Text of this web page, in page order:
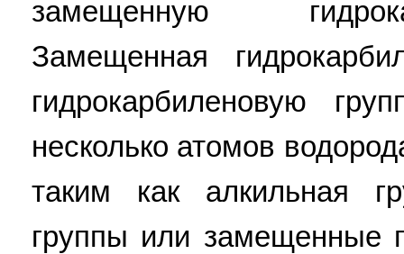
замещенную
Замещенная
гидрокарбиленовую
несколько атомов
таким как алкильная
группы или замещенные